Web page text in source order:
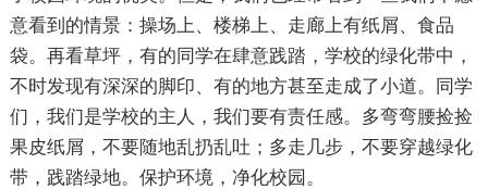
意看到的情景：操场上、楼梯上、走廊上有纸屑、食品
袋。再看草坪，有的同学在肆意践踏，学校的绿化带中，
不时发现有深深的脚印、有的地方甚至走成了小道。同学
们，我们是学校的主人，我们要有责任感。多弯弯腰捡捡
果皮纸屑，不要随地乱扔乱吐；多走几步，不要穿越绿化
带，践踏绿地。保护环境，净化校园。